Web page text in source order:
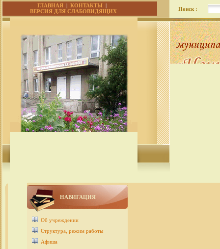
ГЛАВНАЯ |КОНТАКТЫ |
ВЕРСИЯ ДЛЯ СЛАБОВИДЯЩИХ
Поиск :
НАВИГАЦИЯ
Об учреждении
Структура, режим работы
Афиша